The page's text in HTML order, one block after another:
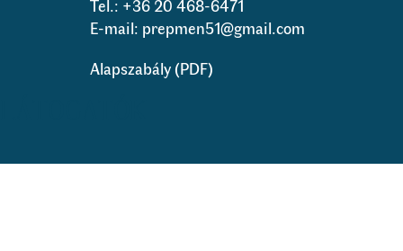
Tel.: +36 20 468-6471
E-mail: prepmen51@gmail.com
Alapszabály (PDF)